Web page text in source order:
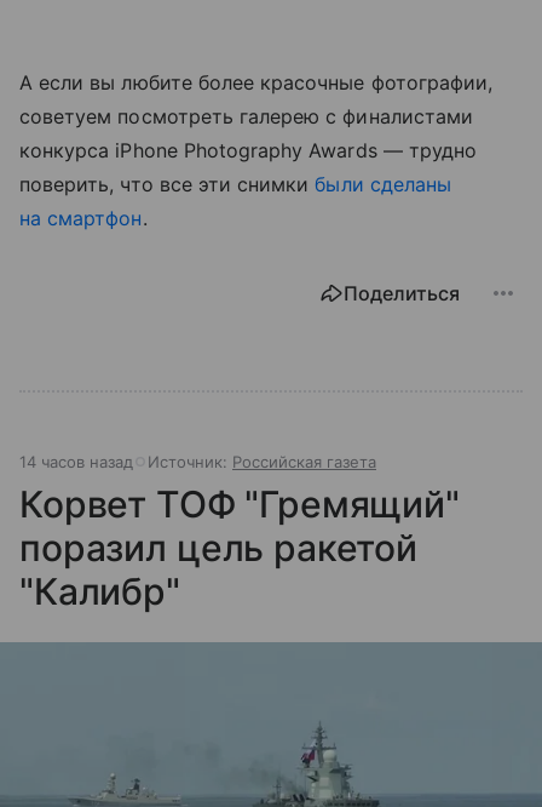
А если вы любите более красочные фотографии,
советуем посмотреть галерею с финалистами
конкурса iPhone Photography Awards — трудно
поверить, что все эти снимкибыли сделаны
на смартфон.
Поделиться
14 часов назад Источник: Российская газета
Корвет ТОФ "Гремящий"
поразил цель ракетой
"Калибр"